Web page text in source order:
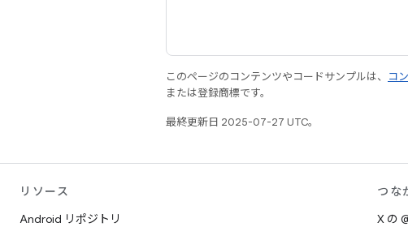
このページのコンテンツやコードサンプルは、 コ
または登録商標です。
最終更新日 2025-07-27 UTC。
リソース
Android リポジトリ
つな
X の